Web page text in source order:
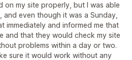
on my site properly, but I was able
even though it was a Sunday,
immediately and informed me that
and that they would check my site
problems within a day or two.
sure it would work without any